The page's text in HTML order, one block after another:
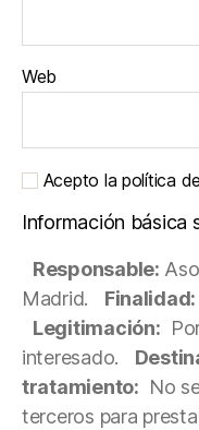
Web
Acepto la política
Información básica
Responsable:
Madrid.
Finalidad:
Legitimación:
interesado.
tratamiento: No
terceros para